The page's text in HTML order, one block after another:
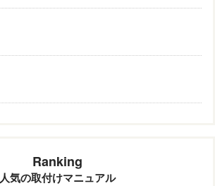
Ranking
人気の取付けマニュアル